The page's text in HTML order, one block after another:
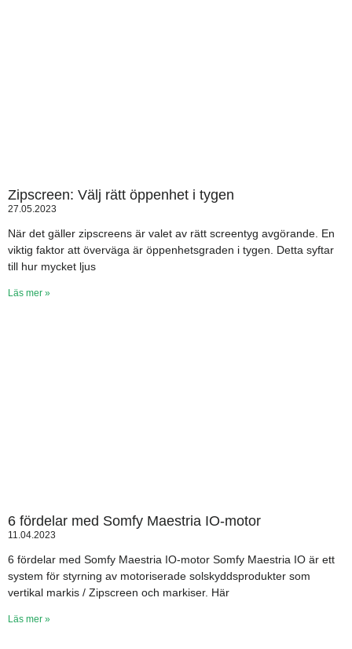
Zipscreen: Välj rätt öppenhet i tygen
27.05.2023
När det gäller zipscreens är valet av rätt screentyg avgörande. En
viktig faktor att överväga är öppenhetsgraden i tygen. Detta syftar
till hur mycket ljus
Läs mer »
6 fördelar med Somfy Maestria IO-motor
11.04.2023
6 fördelar med Somfy Maestria IO-motor Somfy Maestria IO är ett
system för styrning av motoriserade solskyddsprodukter som
vertikal markis / Zipscreen och markiser. Här
Läs mer »